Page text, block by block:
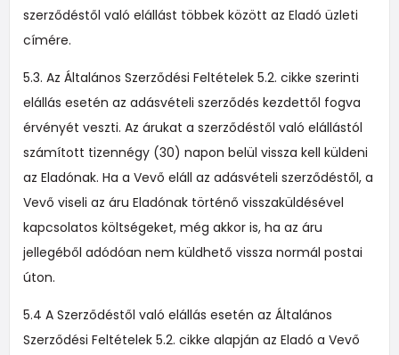
szerződéstől való elállást többek között az Eladó üzleti
címére.
5.3. Az Általános Szerződési Feltételek 5.2. cikke szerinti
elállás esetén az adásvételi szerződés kezdettől fogva
érvényét veszti. Az árukat a szerződéstől való elállástól
számított tizennégy (30) napon belül vissza kell küldeni
az Eladónak. Ha a Vevő eláll az adásvételi szerződéstől, a
Vevő viseli az áru Eladónak történő visszaküldésével
kapcsolatos költségeket, még akkor is, ha az áru
jellegéből adódóan nem küldhető vissza normál postai
úton.
5.4 A Szerződéstől való elállás esetén az Általános
Szerződési Feltételek 5.2. cikke alapján az Eladó a Vevő